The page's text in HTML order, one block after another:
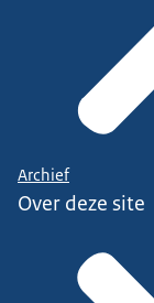
Archief
Over deze site